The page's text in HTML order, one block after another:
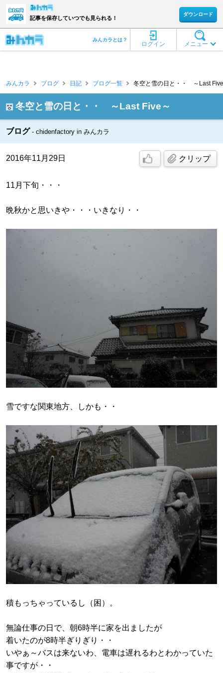
記事を保存していつでも見られる！
ダウンロード
メニュー
ログイン
みんカラとは？
みんカラ ブログ 日記 ブログ一覧 冬空と雪の日と・・ ～Last
冬空と雪の日と・・ ～Last Five～
ブログ chidenfactory in みんカラ
2016年11月29日 クリップ
11月下旬・・・
晩秋かと思いきや・・・いきなり・・
雪ですな関東地方、しかも・・
積もっちゃっているし（困）。
無論仕事の日で、朝6時半に家を出ましたが
着いたのが8時半ぎりぎり・・
いやぁ～バスは来ないわ、電車は遅れるわとわかっていた
事ですが・・